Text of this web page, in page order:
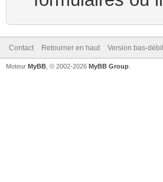
Contact Retourner en haut Version bas-
Moteur MyBB , © 2002-2026 MyBB Group